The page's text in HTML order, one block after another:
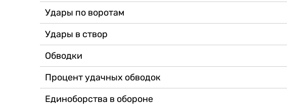
Удары по воротам
Удары в створ
Обводки
Процент удачных обводок
Единоборства в обороне